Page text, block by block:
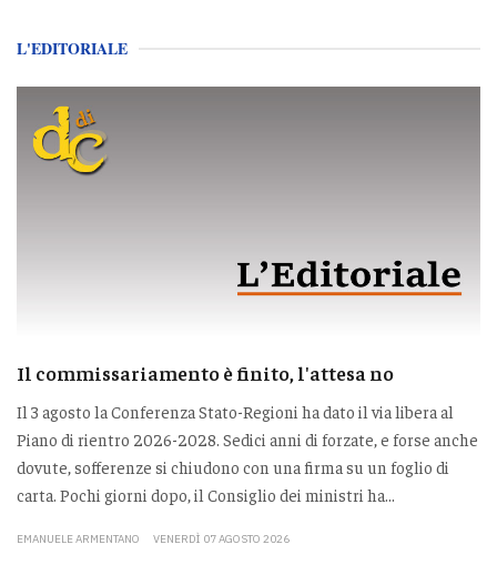
L'EDITORIALE
Il commissariamento è finito, l'attesa no
Il 3 agosto la Conferenza Stato-Regioni ha dato il via libera al
Piano di rientro 2026-2028. Sedici anni di forzate, e forse anche
dovute, sofferenze si chiudono con una firma su un foglio di
carta. Pochi giorni dopo, il Consiglio dei ministri ha...
EMANUELE ARMENTANO VENERDÌ 07 AGOSTO 2026